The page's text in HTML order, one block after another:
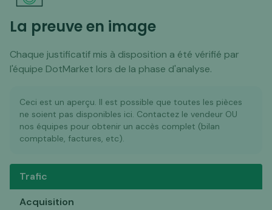
La preuve en image
Chaque justificatif mis à disposition a été vérifié par
l'équipe DotMarket lors de la phase d'analyse.
Ceci est un aperçu. Il est possible que toutes les pièces
ne soient pas disponibles ici. Contactez le vendeur OU
nos équipes pour obtenir un accès complet (bilan
comptable, factures, etc).
Trafic
Acquisition